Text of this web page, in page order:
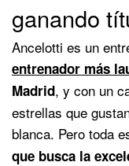
ganando
Ancelotti es un
entrenador más
Madrid, y con un
estrellas que
blanca. Pero toda
que busca la